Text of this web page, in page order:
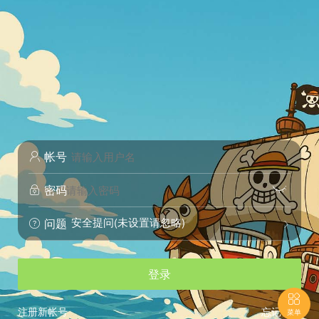
 帐号
 密码 
 问题 
安全提问(未设置请忽略)
登录
忘记密码
注册新帐号

菜单